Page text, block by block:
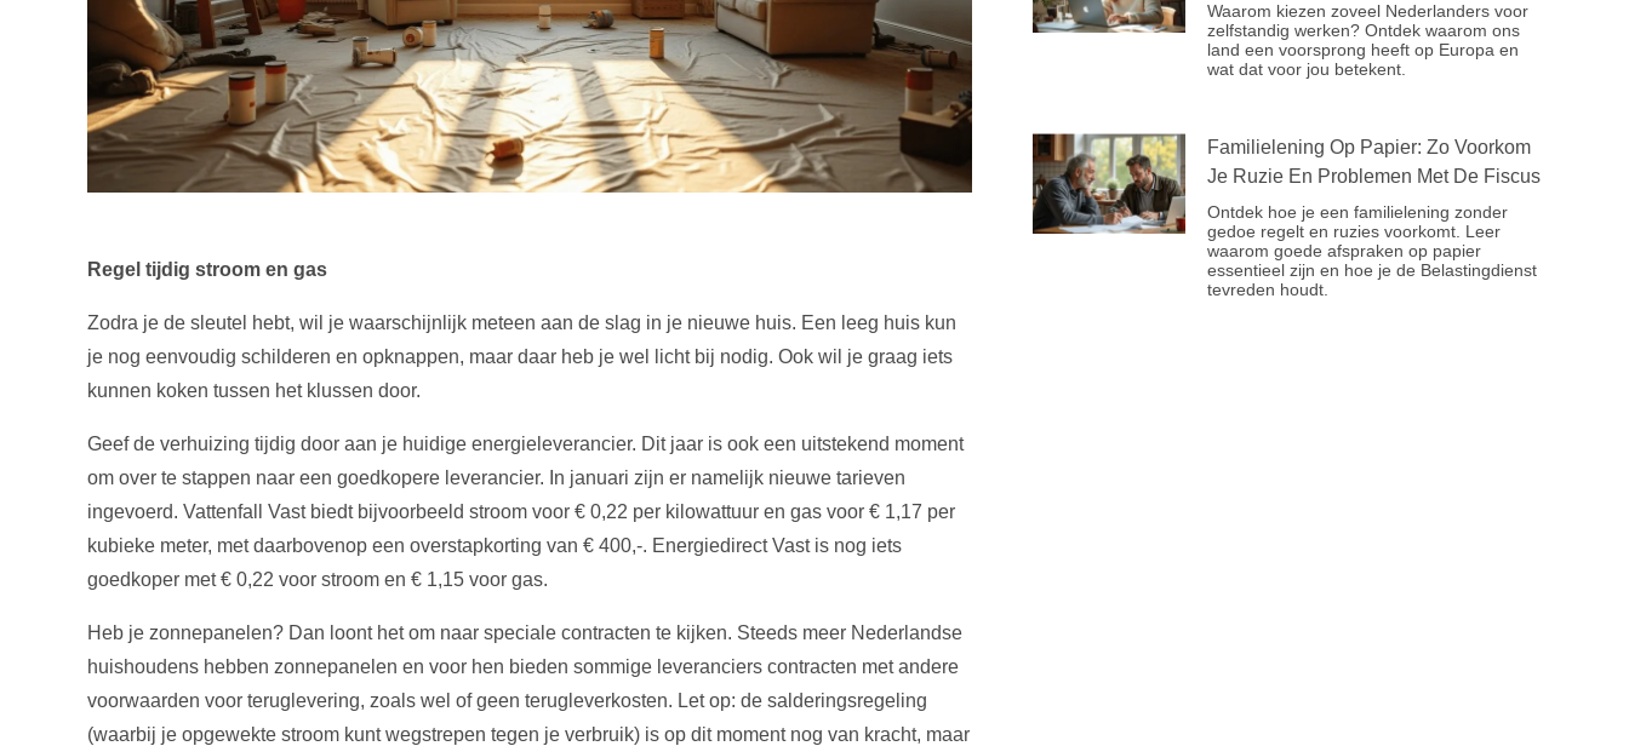
Regel tijdig stroom en gas
Zodra je de sleutel hebt, wil je waarschijnlijk meteen aan de slag in je nieuwe huis. Een leeg huis kun
je nog eenvoudig schilderen en opknappen, maar daar heb je wel licht bij nodig. Ook wil je graag iets
kunnen koken tussen het klussen door.
Geef de verhuizing tijdig door aan je huidige energieleverancier. Dit jaar is ook een uitstekend moment
om over te stappen naar een goedkopere leverancier. In januari zijn er namelijk nieuwe tarieven
ingevoerd. Vattenfall Vast biedt bijvoorbeeld stroom voor € 0,22 per kilowattuur en gas voor € 1,17 per
kubieke meter, met daarbovenop een overstapkorting van € 400,-. Energiedirect Vast is nog iets
goedkoper met € 0,22 voor stroom en € 1,15 voor gas.
Heb je zonnepanelen? Dan loont het om naar speciale contracten te kijken. Steeds meer Nederlandse
huishoudens hebben zonnepanelen en voor hen bieden sommige leveranciers contracten met andere
voorwaarden voor teruglevering, zoals wel of geen terugleverkosten. Let op: de salderingsregeling
(waarbij je opgewekte stroom kunt wegstrepen tegen je verbruik) is op dit moment nog van kracht, maar
Waarom kiezen zoveel Nederlanders voor
zelfstandig werken? Ontdek waarom ons
land een voorsprong heeft op Europa en
wat dat voor jou betekent.
Familielening Op Papier: Zo Voorkom
Je Ruzie En Problemen Met De Fiscus
Ontdek hoe je een familielening zonder
gedoe regelt en ruzies voorkomt. Leer
waarom goede afspraken op papier
essentieel zijn en hoe je de Belastingdienst
tevreden houdt.